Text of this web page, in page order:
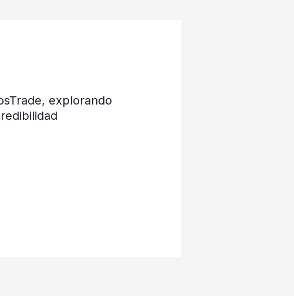
explorando